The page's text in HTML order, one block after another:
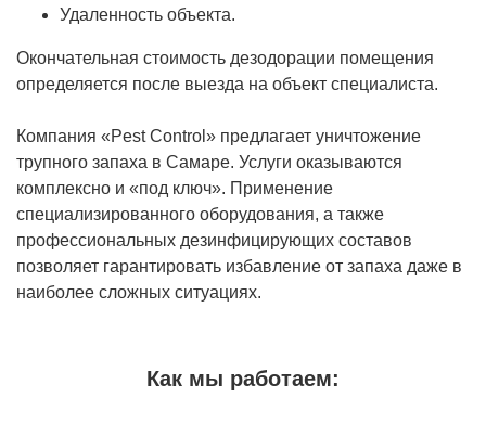
Удаленность объекта.
Окончательная стоимость дезодорации помещения
определяется после выезда на объект специалиста.
Компания «Pest Control» предлагает уничтожение
трупного запаха в Самаре. Услуги оказываются
комплексно и «под ключ». Применение
специализированного оборудования, а также
профессиональных дезинфицирующих составов
позволяет гарантировать избавление от запаха даже в
наиболее сложных ситуациях.
Как мы работаем: